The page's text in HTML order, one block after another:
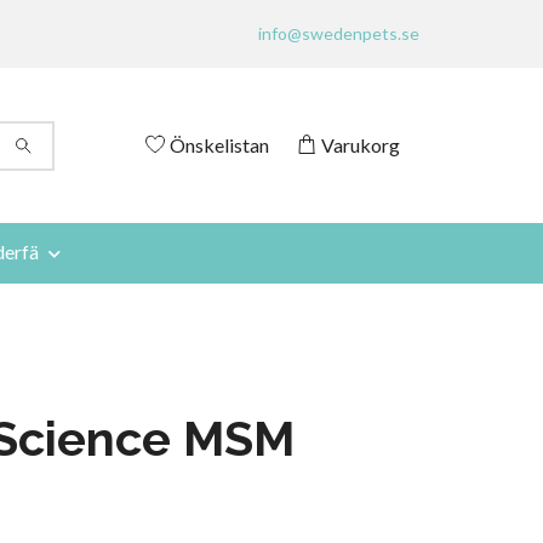
info@swedenpets.se
Önskelistan Varukorg
MSM